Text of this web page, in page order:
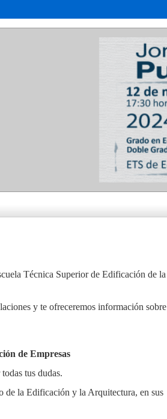
Técnica Superior de Edificación de la
y te ofreceremos información sobre
de Empresas
tus dudas.
de la Edificación y la Arquitectura, en sus